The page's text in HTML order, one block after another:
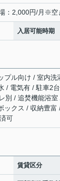
：2,000円/月※空
入居可能時期
プル向け / 室内
/ 電気有 / 駐車2
別 / 追焚機能浴
ックス / 収納豊
可
賃貸区分